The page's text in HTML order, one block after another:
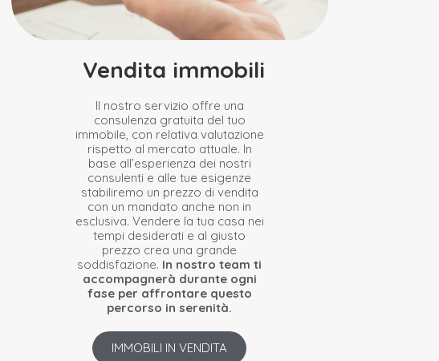
Vendita immobili
Il nostro servizio offre una
consulenza gratuita del tuo
immobile, con relativa valutazione
rispetto al mercato attuale. In
base all’esperienza dei nostri
consulenti e alle tue esigenze
stabiliremo un prezzo di vendita
con un mandato anche non in
esclusiva. Vendere la tua casa nei
tempi desiderati e al giusto
prezzo crea una grande
soddisfazione. In nostro team ti
accompagnerà durante ogni
fase per affrontare questo
percorso in serenità.
IMMOBILI IN VENDITA